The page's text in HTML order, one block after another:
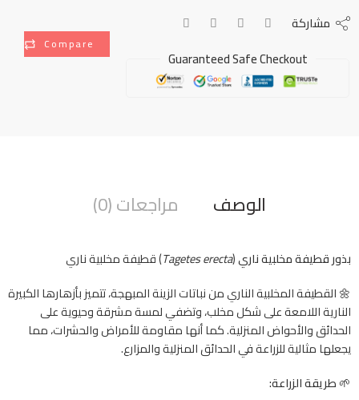
Compare
مشاركة
Guaranteed Safe Checkout
الوصف مراجعات (0)
بذور قطيفة مخلبية ناري(
Tagetes erecta) قطيفة مخلبية ناري
🌼 القطيفة المخلبية الناري من نباتات الزينة المبهجة، تتميز بأزهارها الكبيرة
النارية اللامعة على شكل مخلب، وتضفي لمسة مشرقة وحيوية على
الحدائق والأحواض المنزلية. كما أنها مقاومة للأمراض والحشرات، مما
يجعلها مثالية للزراعة في الحدائق المنزلية والمزارع.
🌱طريقة الزراعة: